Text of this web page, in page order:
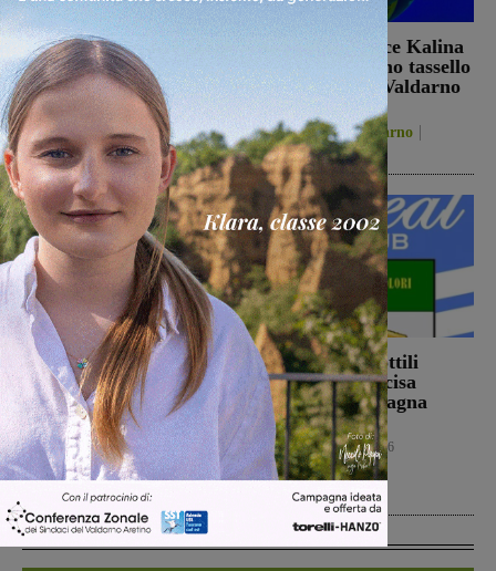
Il 26 agosto cena e
presentazione in piazza
per la Sangiovannese
San Giovanni Valdarno
5 Agosto 2026
La schiacciatrice Kalina
Pylinska l’ultimo tassello
della Passione Valdarno
Volley
Figline Incisa Valdarno
5 Agosto 2026
Ennesimo atto di
violenza contro gli
animali: a Montalto
gatto colpito da pallini.
Enpa: “Atto
ingiustificabile”
Con Stefano Sottili
l’Ideal Club Incisa
chiude la campagna
acquisti
Calcio 5 Agosto 2026
In Vetrina